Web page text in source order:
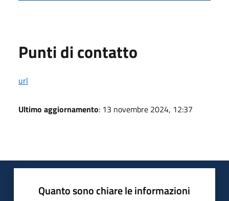
Punti di contatto
url
Ultimo aggiornamento: 13 novembre 2024, 12:37
Quanto sono chiare le informazioni